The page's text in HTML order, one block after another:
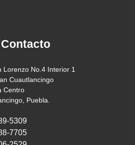
Contacto
Lorenzo No.4 Interior 1
Cuautlancingo
Centro
Puebla.
5309
7705